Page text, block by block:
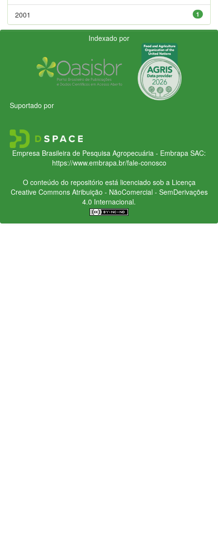
1
2001
Indexado por
Suportado por
Empresa Brasileira de Pesquisa Agropecuária - Embrapa SAC:
https://www.embrapa.br/fale-conosco
O conteúdo do repositório está licenciado sob a Licença
Creative CommonsAtribuição - NãoComercial - SemDerivações
4.0 Internacional.